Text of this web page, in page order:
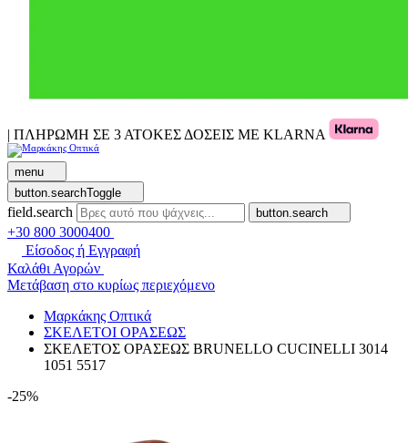
| ΠΛΗΡΩΜΗ ΣΕ 3 ΑΤΟΚΕΣ ΔΟΣΕΙΣ ΜΕ KLARNA
menu
button.searchToggle
field.search button.search
+30 800 3000400
Είσοδος ή Εγγραφή
Καλάθι Αγορών
Μετάβαση στο κυρίως περιεχόμενο
Μαρκάκης Οπτικά
ΣΚΕΛΕΤΟΙ ΟΡΑΣΕΩΣ
ΣΚΕΛΕΤΟΣ ΟΡΑΣΕΩΣ BRUNELLO CUCINELLI 3014
1051 5517
-25%